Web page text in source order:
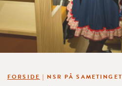
FORSIDE | NSR PÅ SAMETINGET